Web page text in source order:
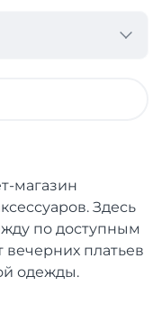
магазин
Здесь
по доступным
вечерних платьев
одежды.